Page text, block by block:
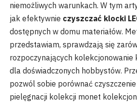
niemożliwych warunkach. W tym
jak efektywnie czyszczać klocki
dostępnych w domu materiałów.
przedstawiam, sprawdzają się
rozpoczynających kolekcjonowanie
dla doświadczonych hobbystów.
pozwól sobie porównać
pielęgnacji kolekcji monet